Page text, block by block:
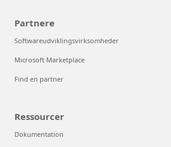
Partnere
Softwareudviklingsvirksomheder
Microsoft Marketplace
Find en partner
Ressourcer
Dokumentation